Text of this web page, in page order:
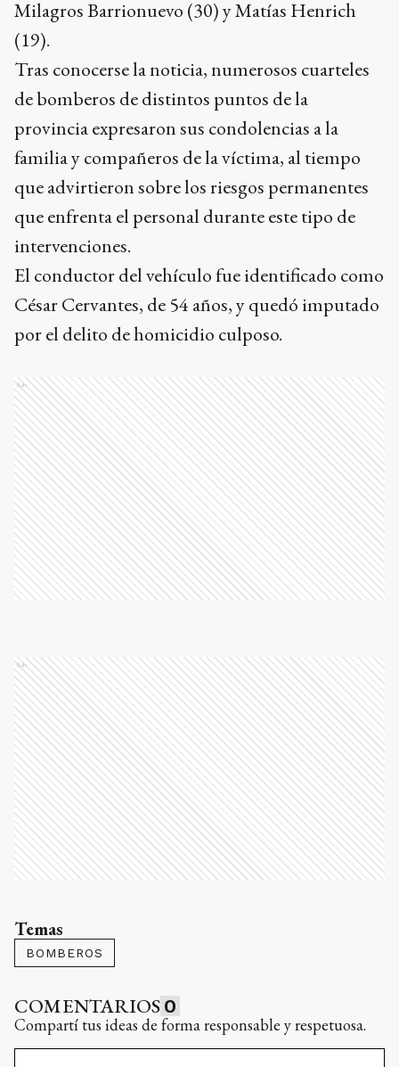
Milagros Barrionuevo (30) y Matías Henrich
(19).
Tras conocerse la noticia, numerosos cuarteles
de bomberos de distintos puntos de la
provincia expresaron sus condolencias a la
familia y compañeros de la víctima, al tiempo
que advirtieron sobre los riesgos permanentes
que enfrenta el personal durante este tipo de
intervenciones.
El conductor del vehículo fue identificado como
César Cervantes, de 54 años, y quedó imputado
por el delito de homicidio culposo.
Ads
Ads
Temas
BOMBEROS
COMENTARIOS 0
Compartí tus ideas de forma responsable y respetuosa.